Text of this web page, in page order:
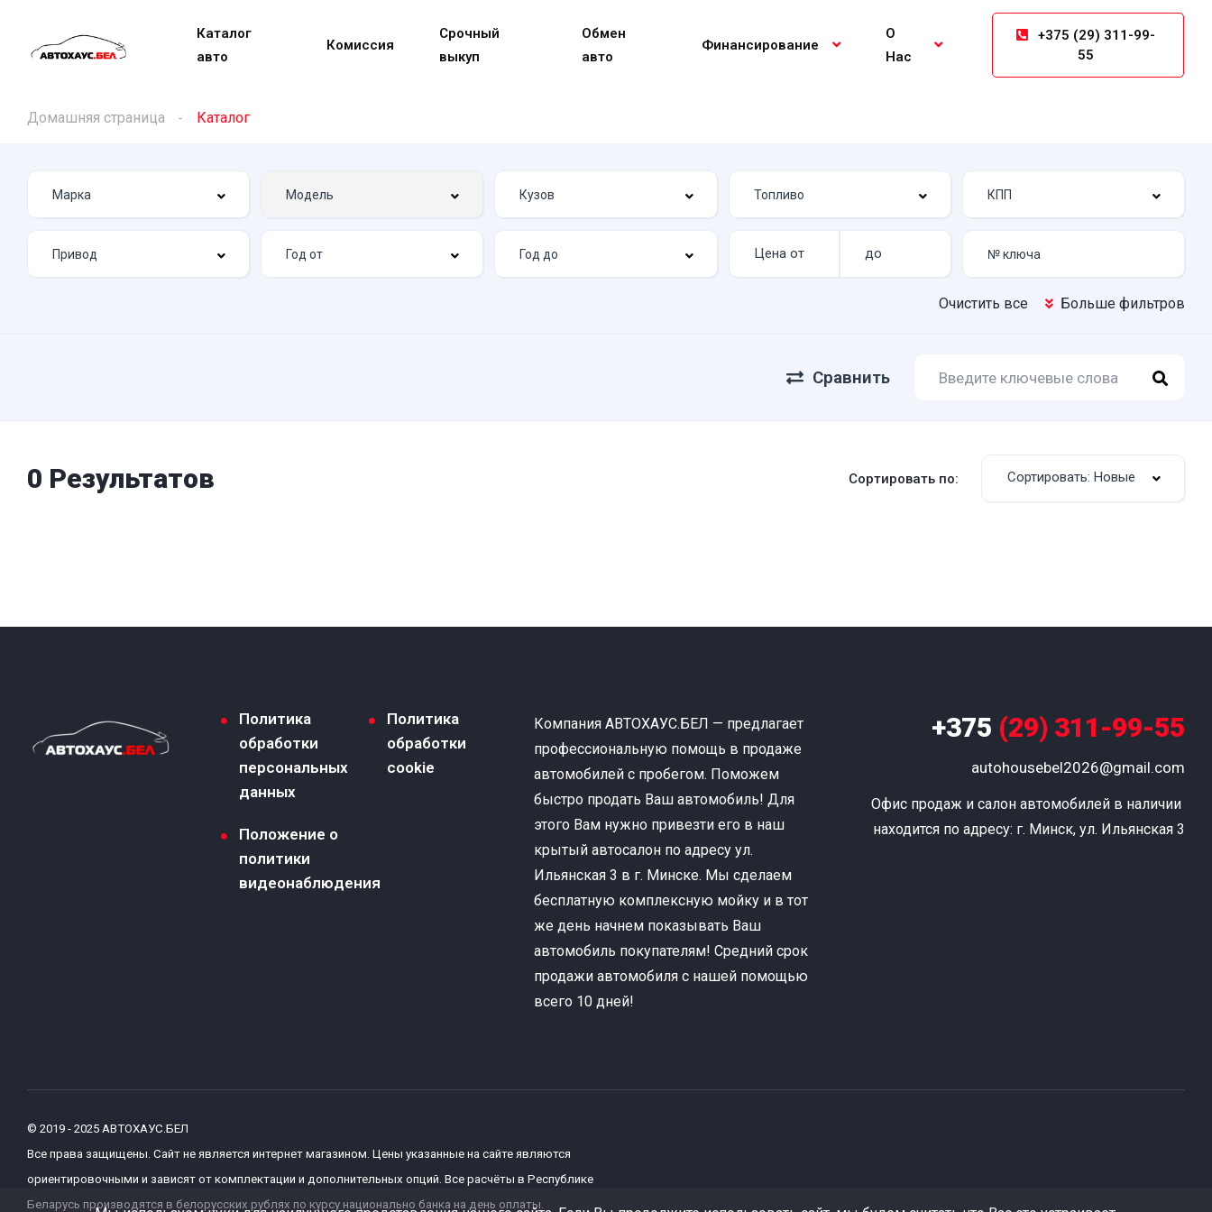
Каталог
авто
Комиссия
Срочный
выкуп
Обмен
авто
Финансирование
О
Нас
+375 (29) 311-99-
55
Домашняя страница Каталог
Очистить все Больше фильтров
Сравнить
0 Результатов Сортировать по: Сортировать: Новые
Политика
обработки
персональных
данных
Политика
обработки
cookie
Положение о
политики
видеонаблюдения
Компания АВТОХАУС.БЕЛ — предлагает
профессиональную помощь в продаже
автомобилей с пробегом. Поможем
быстро продать Ваш автомобиль! Для
этого Вам нужно привезти его в наш
крытый автосалон по адресу ул.
Ильянская 3 в г. Минске. Мы сделаем
бесплатную комплексную мойку и в тот
же день начнем показывать Ваш
автомобиль покупателям! Средний срок
продажи автомобиля с нашей помощью
всего 10 дней!
+375 (29) 311-99-55
autohousebel2026@gmail.com
Офис продаж и салон автомобилей в наличии
находится по адресу: г. Минск, ул. Ильянская 3
© 2019 - 2025 АВТОХАУС.БЕЛ
Все права защищены. Сайт не является интернет магазином. Цены указанные на сайте являются
ориентировочными и зависят от комплектации и дополнительных опций. Все расчёты в Республике
Беларусь производятся в белорусских рублях по курсу национально банка на день оплаты.